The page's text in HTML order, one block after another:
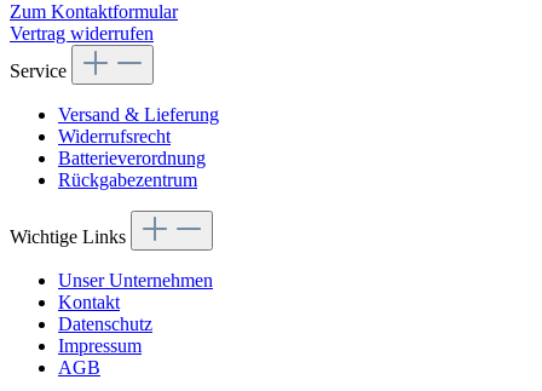
Zum Kontaktformular
Vertrag widerrufen
Service
Versand & Lieferung
Widerrufsrecht
Batterieverordnung
Rückgabezentrum
Wichtige Links
Unser Unternehmen
Kontakt
Datenschutz
Impressum
AGB